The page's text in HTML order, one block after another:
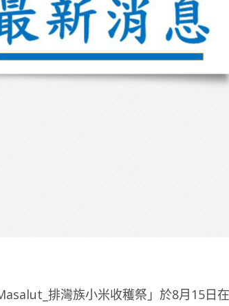
排灣族小米收穫祭」於8月15日